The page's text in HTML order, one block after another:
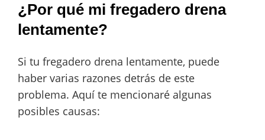
¿Por qué mi fregadero drena
lentamente?
Si tu fregadero drena lentamente, puede
haber varias razones detrás de este
problema. Aquí te mencionaré algunas
posibles causas: